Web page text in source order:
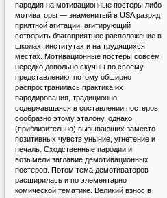
пародия на мотивационные постеры либо
мотиваторы — знаменитый в USA разряд
приятной агитации, агитирующий
сотворить благоприятное расположение в
школах, институтах и на трудящихся
местах. Мотивационные постеры совсем
нередко довольно скучны по своему
представлению, потому обширно
распространилась практика их
пародирования, традиционно
содержавшаяся в составлении постеров
сообразно этому эталону, однако
(приблизительно) вызывающих заместо
позитивных чувств уныние, угнетение и
печаль. Сходственные пародии и
возымели заглавие демотивационных
постеров. Потом тема демотиваторов
расширилась и по элементарно
комической тематике. Великий взнос в